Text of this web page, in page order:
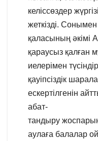
келіссөздер
жеткізді. Сонымен
қаласының әкімі
қараусыз қалған
иелерімен
қауіпсіздік
ескертілгенін
абат-
тандыру
аулаға балалар